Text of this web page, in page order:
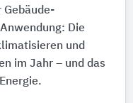
Gebäude-
Die
und
im Jahr – und das